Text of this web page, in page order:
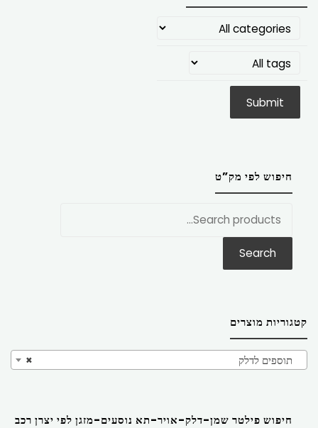
חיפוש לפי מק”ט
Search
קטגוריות מוצרים
× תוספים לדלק
חיפוש פילטר שמן-דלק-אויר-תא נוסעים-מזגן לפי יצרן רכב